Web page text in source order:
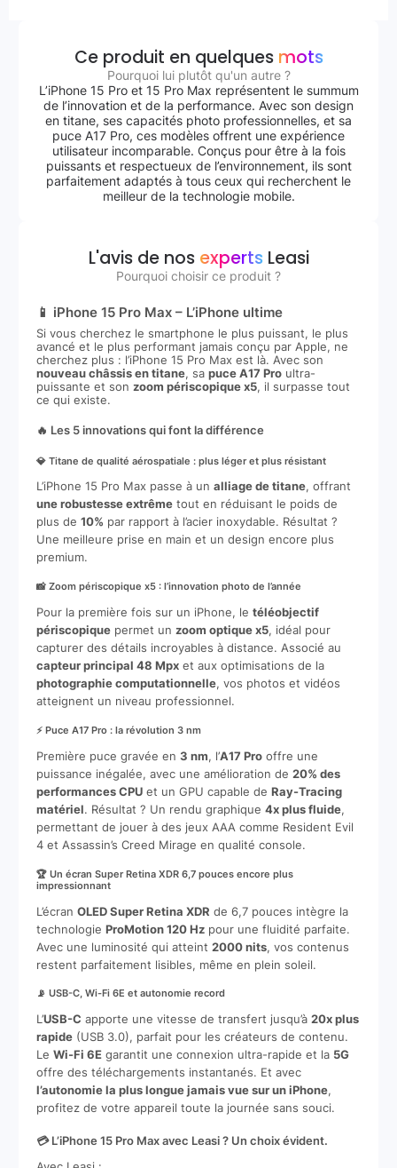
Ce produit en quelques mots
Pourquoi lui plutôt qu'un autre ?
L’iPhone 15 Pro et 15 Pro Max représentent le summum
de l’innovation et de la performance. Avec son design
en titane, ses capacités photo professionnelles, et sa
puce A17 Pro, ces modèles offrent une expérience
utilisateur incomparable. Conçus pour être à la fois
puissants et respectueux de l’environnement, ils sont
parfaitement adaptés à tous ceux qui recherchent le
meilleur de la technologie mobile.
L'avis de nos expertsLeasi
Pourquoi choisir ce produit ?
📱 iPhone 15 Pro Max – L’iPhone ultime
Si vous cherchez le smartphone le plus puissant, le plus
avancé et le plus performant jamais conçu par Apple, ne
cherchez plus : l’iPhone 15 Pro Max est là. Avec son
nouveau châssis en titane, sa puce A17 Proultra-
puissante et son zoom périscopique x5, il surpasse tout
ce qui existe.
🔥 Les 5 innovations qui font la différence
💎 Titane de qualité aérospatiale : plus léger et plus résistant
L’iPhone 15 Pro Max passe à un alliage de titane, offrant
une robustesse extrêmetout en réduisant le poids de
plus de 10% par rapport à l’acier inoxydable. Résultat ?
Une meilleure prise en main et un design encore plus
premium.
📸 Zoom périscopique x5 : l’innovation photo de l’année
Pour la première fois sur un iPhone, le téléobjectif
périscopiquepermet un zoom optique x5, idéal pour
capturer des détails incroyables à distance. Associé au
capteur principal 48 Mpxet aux optimisations de la
photographie computationnelle, vos photos et vidéos
atteignent un niveau professionnel.
⚡ Puce A17 Pro : la révolution 3 nm
Première puce gravée en 3 nm, l’A17 Prooffre une
puissance inégalée, avec une amélioration de 20% des
performances CPUet un GPU capable de Ray-Tracing
matériel. Résultat ? Un rendu graphique 4x plus fluide,
permettant de jouer à des jeux AAA comme Resident Evil
4 et Assassin’s Creed Mirage en qualité console.
🏆 Un écran Super Retina XDR 6,7 pouces encore plus
impressionnant
L’écran OLED Super Retina XDR de 6,7 pouces intègre la
technologie ProMotion 120 Hzpour une fluidité parfaite.
Avec une luminosité qui atteint 2000 nits, vos contenus
restent parfaitement lisibles, même en plein soleil.
📡 USB-C, Wi-Fi 6E et autonomie record
L’USB-C apporte une vitesse de transfert jusqu’à 20x plus
rapide(USB 3.0), parfait pour les créateurs de contenu.
Le Wi-Fi 6Egarantit une connexion ultra-rapide et la 5G
offre des téléchargements instantanés. Et avec
l’autonomie la plus longue jamais vue sur un iPhone,
profitez de votre appareil toute la journée sans souci.
💳 L’iPhone 15 Pro Max avec Leasi ? Un choix évident.